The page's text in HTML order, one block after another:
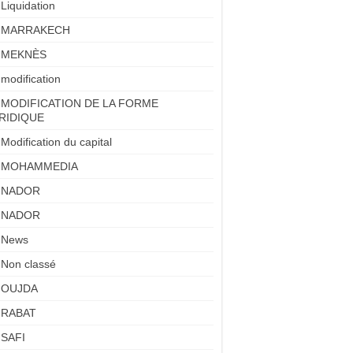
Liquidation
MARRAKECH
MEKNÈS
modification
MODIFICATION DE LA FORME
Modification du capital
MOHAMMEDIA
NADOR
NADOR
News
Non classé
OUJDA
RABAT
SAFI